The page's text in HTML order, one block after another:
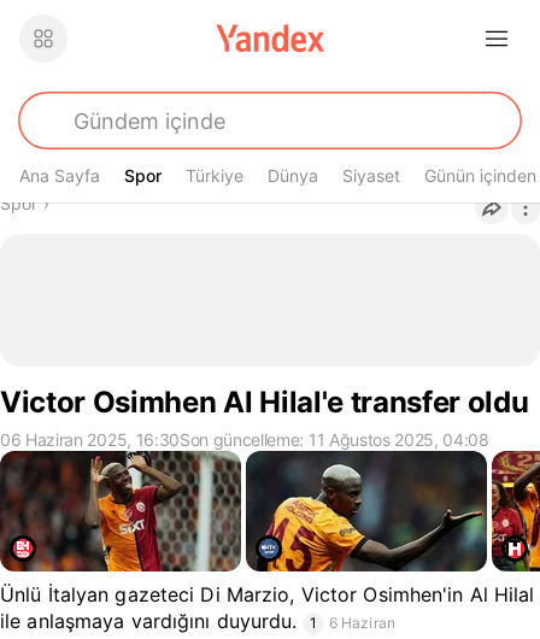
Ana Sayfa Spor
Spor Türkiye Dünya Siyaset Günün içinden
Buradasın
Spor›
Victor Osimhen Al Hilal'e transfer oldu
06 Haziran 2025, 16:30Son güncelleme: 11 Ağustos 2025, 04:08
Ünlü İtalyan gazeteci Di Marzio, Victor Osimhen'in Al Hilal
ile anlaşmaya vardığını duyurdu.
1 6 Haziran